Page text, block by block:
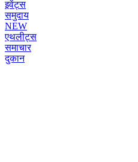
इवेंट्स
समुदाय
NEW
एथलीट्स
समाचार
दुकान